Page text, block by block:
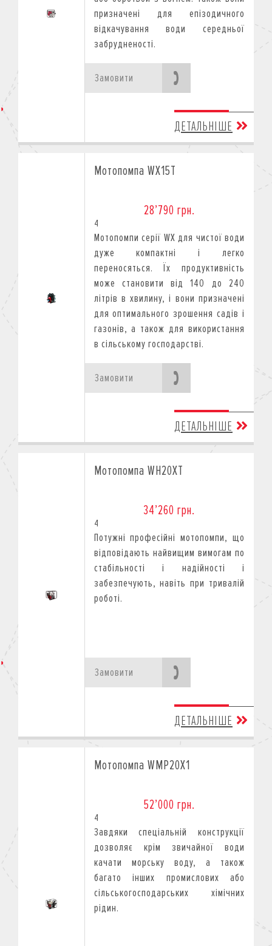
призначені для епізодичного
відкачування води середньої
забрудненості.
Замовити
ДЕТАЛЬНІШЕ
Мотопомпа WX15T
28’790 грн.
4
Mотопомпи серії WX для чистої води
дуже компактні і легко
переносяться. Їх продуктивність
може становити від 140 до 240
літрів в хвилину, і вони призначені
для оптимального зрошення садів і
газонів, а також для використання
в сільському господарстві.
Замовити
ДЕТАЛЬНІШЕ
Мотопомпа WH20XT
34’260 грн.
4
Потужні професійні мотопомпи, що
відповідають найвищим вимогам по
стабільності і надійності і
забезпечують, навіть при тривалій
роботі.
Замовити
ДЕТАЛЬНІШЕ
Мотопомпа WMP20X1
52’000 грн.
4
Завдяки спеціальній конструкції
дозволяє крім звичайної води
качати морську воду, а також
багато інших промислових або
сільськогосподарських хімічних
рідин.